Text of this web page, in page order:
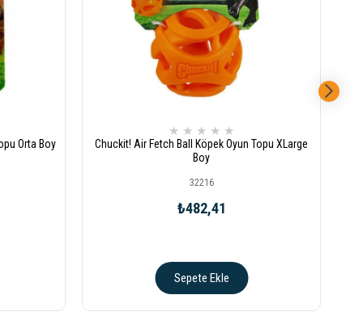
Orta Boy
★ ★ ★ ★ ★
Chuckit! Air Fetch Ball Köpek Oyun Topu XLarge
Boy
32216
₺482,41
Sepete Ekle